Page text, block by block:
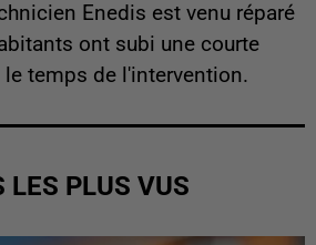
Enedis est venu réparé
ont subi une courte
le temps de l'intervention.
LES PLUS VUS